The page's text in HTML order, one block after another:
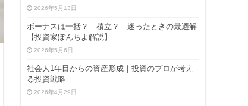
2026年5月13日
ボーナスは一括？ 積立？ 迷ったときの最適解
【投資家ぽんちよ解説】
2026年5月6日
社会人1年目からの資産形成｜投資のプロが考え
る投資戦略
2026年4月29日